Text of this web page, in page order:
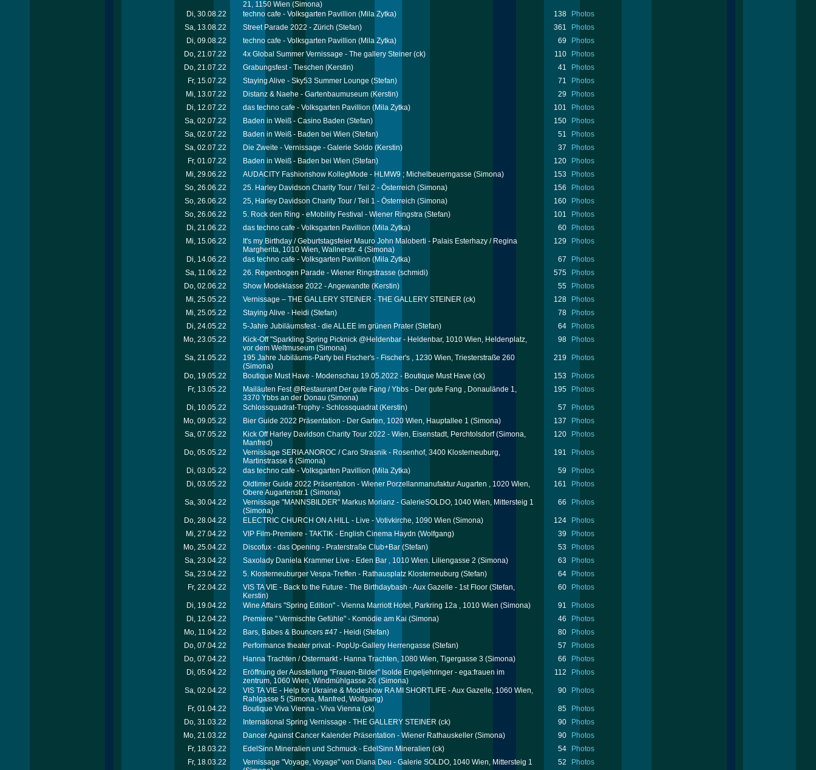
21, 1150 Wien (Simona)
Di, 30.08.22 techno cafe - Volksgarten Pavillion (Mila Zytka) 138
Photos
Sa, 13.08.22
Street Parade 2022 - Zürich (Stefan) 361
Photos
Di, 09.08.22
techno cafe - Volksgarten Pavillion (Mila Zytka) 69
Photos
Do, 21.07.22
4x Global Summer Vernissage - The gallery Steiner (ck) 110
Photos
Do, 21.07.22
Grabungsfest - Tieschen (Kerstin) 41
Photos
Fr, 15.07.22
Staying Alive - Sky53 Summer Lounge (Stefan) 71
Photos
Mi, 13.07.22
Distanz & Naehe - Gartenbaumuseum (Kerstin) 29
Photos
Di, 12.07.22
das techno cafe - Volksgarten Pavillion (Mila Zytka) 101
Photos
Sa, 02.07.22
Baden in Weiß - Casino Baden (Stefan) 150
Photos
Sa, 02.07.22
Baden in Weiß - Baden bei Wien (Stefan) 51
Photos
Sa, 02.07.22
Die Zweite - Vernissage - Galerie Soldo (Kerstin) 37
Photos
Fr, 01.07.22
Baden in Weiß - Baden bei Wien (Stefan) 120
Photos
Mi, 29.06.22
AUDACITY Fashionshow KollegMode - HLMW9 ; Michelbeuerngasse (Simona) 153
Photos
So, 26.06.22
25. Harley Davidson Charity Tour / Teil 2 - Österreich (Simona) 156
Photos
So, 26.06.22
25, Harley Davidson Charity Tour / Teil 1 - Österreich (Simona) 160
Photos
So, 26.06.22
5. Rock den Ring - eMobility Festival - Wiener Ringstra (Stefan) 101
Photos
Di, 21.06.22
das techno cafe - Volksgarten Pavillion (Mila Zytka) 60
Photos
Mi, 15.06.22
It's my Birthday / Geburtstagsfeier Mauro John Maloberti - Palais Esterhazy / Regina
Margherita, 1010 Wien, Wallnerstr. 4 (Simona)
129 Photos
Di, 14.06.22 das techno cafe - Volksgarten Pavillion (Mila Zytka) 67
Photos
Sa, 11.06.22
26. Regenbogen Parade - Wiener Ringstrasse (schmidi) 575
Photos
Do, 02.06.22
Show Modeklasse 2022 - Angewandte (Kerstin) 55
Photos
Mi, 25.05.22
Vernissage – THE GALLERY STEINER - THE GALLERY STEINER (ck) 128
Photos
Mi, 25.05.22
Staying Alive - Heidi (Stefan) 78
Photos
Di, 24.05.22
5-Jahre Jubiläumsfest - die ALLEE im grünen Prater (Stefan) 64
Photos
Mo, 23.05.22
Kick-Off "Sparkling Spring Picknick @Heldenbar - Heldenbar, 1010 Wien, Heldenplatz,
vor dem Weltmuseum (Simona)
98 Photos
Sa, 21.05.22
195 Jahre Jubiläums-Party bei Fischer's - Fischer's , 1230 Wien, Triesterstraße 260
(Simona)
219 Photos
Do, 19.05.22 Boutique Must Have - Modenschau 19.05.2022 - Boutique Must Have (ck) 153
Photos
Fr, 13.05.22
Mailäuten Fest @Restaurant Der gute Fang / Ybbs - Der gute Fang , Donaulände 1,
3370 Ybbs an der Donau (Simona)
195 Photos
Di, 10.05.22 Schlossquadrat-Trophy - Schlossquadrat(Kerstin) 57
Photos
Mo, 09.05.22
Bier Guide 2022 Präsentation - Der Garten, 1020 Wien, Hauptallee 1 (Simona) 137
Photos
Sa, 07.05.22
Kick Off Harley Davidson Charity Tour 2022 - Wien, Eisenstadt, Perchtolsdorf(Simona,
Manfred)
120 Photos
Do, 05.05.22
Vernissage SERIA ANOROC / Caro Strasnik - Rosenhof, 3400 Klosterneuburg,
Martinstrasse 6 (Simona)
191 Photos
Di, 03.05.22 das techno cafe - Volksgarten Pavillion (Mila Zytka) 59
Photos
Di, 03.05.22
Oldtimer Guide 2022 Präsentation - Wiener Porzellanmanufaktur Augarten , 1020 Wien,
Obere Augartenstr.1 (Simona)
161 Photos
Sa, 30.04.22
Vernissage "MANNSBILDER" Markus Morianz - GalerieSOLDO, 1040 Wien, Mittersteig 1
(Simona)
66 Photos
Do, 28.04.22 ELECTRIC CHURCH ON A HILL - Live - Votivkirche, 1090 Wien (Simona) 124
Photos
Mi, 27.04.22
VIP Film-Premiere - TAKTIK - English Cinema Haydn (Wolfgang) 39
Photos
Mo, 25.04.22
Discofux - das Opening - Praterstraße Club+Bar (Stefan) 53
Photos
Sa, 23.04.22
Saxolady Daniela Krammer Live - Eden Bar , 1010 Wien. Liliengasse 2 (Simona) 63
Photos
Sa, 23.04.22
5. Klosterneuburger Vespa-Treffen - Rathausplatz Klosterneuburg (Stefan) 64
Photos
Fr, 22.04.22
VIS TA VIE - Back to the Future - The Birthdaybash - Aux Gazelle - 1st Floor (Stefan,
Kerstin)
60 Photos
Di, 19.04.22 Wine Affairs "Spring Edition" - Vienna Marriott Hotel, Parkring 12a , 1010 Wien (Simona) 91
Photos
Di, 12.04.22
Premiere " Vermischte Gefühle" - Komödie am Kai (Simona) 46
Photos
Mo, 11.04.22
Bars, Babes & Bouncers #47 - Heidi (Stefan) 80
Photos
Do, 07.04.22
Performance theater privat - PopUp-Gallery Herrengasse (Stefan) 57
Photos
Do, 07.04.22
Hanna Trachten / Ostermarkt - Hanna Trachten, 1080 Wien, Tigergasse 3 (Simona) 66
Photos
Di, 05.04.22
Eröffnung der Ausstellung "Frauen-Bilder" Isolde Engeljehringer - ega:frauen im
zentrum, 1060 Wien, Windmühlgasse 26 (Simona)
112 Photos
Sa, 02.04.22
VIS TA VIE - Help for Ukraine & Modeshow RA MI SHORTLIFE - Aux Gazelle, 1060 Wien,
Rahlgasse 5 (Simona, Manfred, Wolfgang)
90 Photos
Fr, 01.04.22 Boutique Viva Vienna - Viva Vienna (ck) 85
Photos
Do, 31.03.22
International Spring Vernissage - THE GALLERY STEINER (ck) 90
Photos
Mo, 21.03.22
Dancer Against Cancer Kalender Präsentation - Wiener Rathauskeller (Simona) 90
Photos
Fr, 18.03.22
EdelSinn Mineralien und Schmuck - EdelSinn Mineralien (ck) 54
Photos
Fr, 18.03.22
Vernissage "Voyage, Voyage" von Diana Deu - Galerie SOLDO, 1040 Wien, Mittersteig 1
52 Photos